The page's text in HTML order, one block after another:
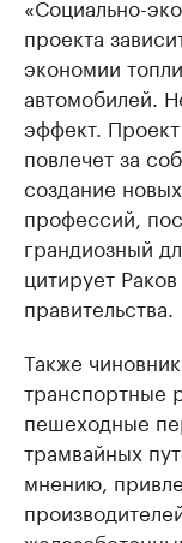
«Социально-
проекта
экономии
автомобилей.
эффект.
повлечет за
создание
профессий,
грандиозный
цитирует
правительства.
Также
транспортные
пешеходные
трамвайных
мнению,